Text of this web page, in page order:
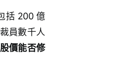
括 200 億
員數千人
價能否修